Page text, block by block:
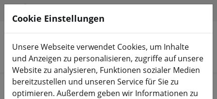
Produkte suchen
Start Propeller 8 bis 18 Zoll Propeller
Cookie Einstellungen
Unsere Webseite verwendet Cookies, um Inhalte
und Anzeigen zu personalisieren, zugriffe auf unsere
Website zu analysieren, Funktionen sozialer Medien
bereitzustellen und unseren Service für Sie zu
optimieren. Außerdem geben wir Informationen zu